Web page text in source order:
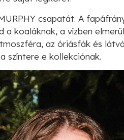
csapatát. A
koaláknak, a vízben
az óriásfák és
színtere e kollekciónak.